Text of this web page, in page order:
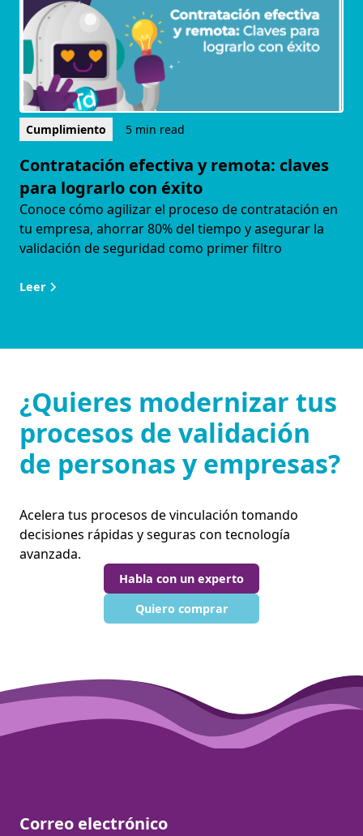
Cumplimiento 5 min read
Contratación efectiva y remota: claves
para lograrlo con éxito
Conoce cómo agilizar el proceso de contratación en
tu empresa, ahorrar 80% del tiempo y asegurar la
validación de seguridad como primer filtro
Leer
¿Quieres modernizar tus
procesos de validación
de personas y empresas?
Acelera tus procesos de vinculación tomando
decisiones rápidas y seguras con tecnología
avanzada.
Habla con un experto
Quiero comprar
Correo electrónico